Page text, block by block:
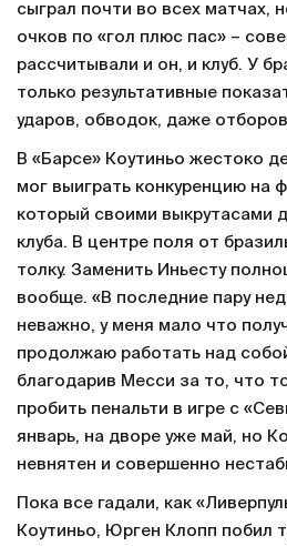
сыграл почти во всех матчах,
очков по «гол плюс пас» –
рассчитывали и он, и клуб. У
только результативные
ударов, обводок, даже
В «Барсе» Коутиньо жестоко
мог выиграть конкуренцию на
который своими выкрутасами
клуба. В центре поля от
толку. Заменить Иньесту
вообще. «В последние пару
неважно, у меня мало что
продолжаю работать над
благодарив Месси за то, что
пробить пенальти в игре с
январь, на дворе уже май, но
невнятен и совершенно
Пока все гадали, как
Коутиньо, Юрген Клопп побил